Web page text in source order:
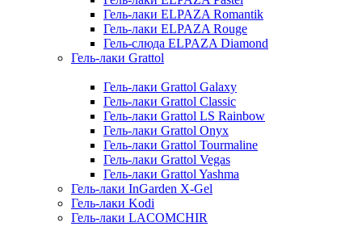
Гель-лаки ELPAZA Romantik
Гель-лаки ELPAZA Rouge
Гель-слюда ELPAZA Diamond
Гель-лаки Grattol
Гель-лаки Grattol Galaxy
Гель-лаки Grattol Classic
Гель-лаки Grattol LS Rainbow
Гель-лаки Grattol Onyx
Гель-лаки Grattol Tourmaline
Гель-лаки Grattol Vegas
Гель-лаки Grattol Yashma
Гель-лаки InGarden X-Gel
Гель-лаки Kodi
Гель-лаки LACOMCHIR